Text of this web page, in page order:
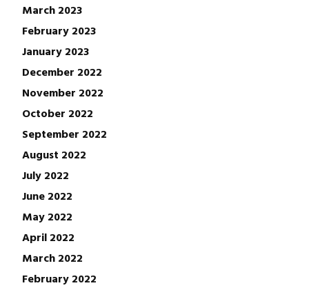
March 2023
February 2023
January 2023
December 2022
November 2022
October 2022
September 2022
August 2022
July 2022
June 2022
May 2022
April 2022
March 2022
February 2022